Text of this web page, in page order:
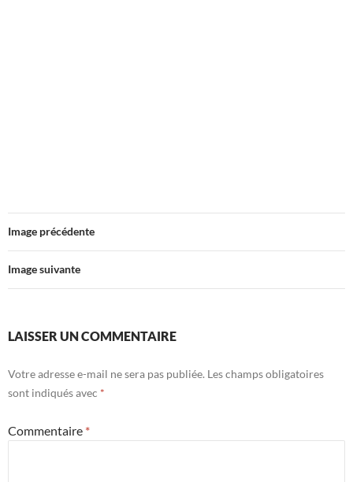
Image précédente
Image suivante
LAISSER UN COMMENTAIRE
Votre adresse e-mail ne sera pas publiée. Les champs obligatoires
sont indiqués avec *
Commentaire *